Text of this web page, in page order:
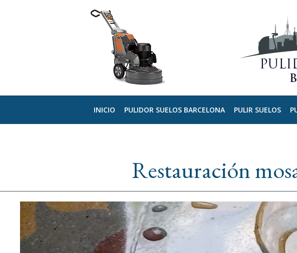
INICIO PULIDOR SUELOS BARCELONA PULIR SUELOS
Restauración